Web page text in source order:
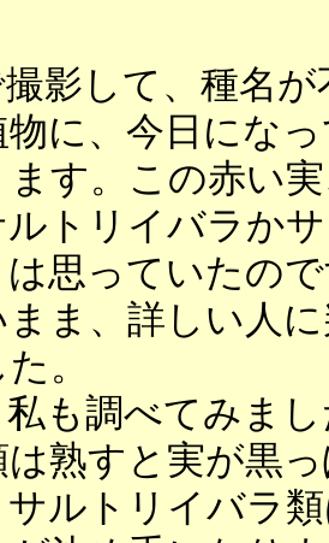
影して、種名が
物に、今日にな
ます。この赤い
トリイバラか
思っていたの
ま、詳しい人
。
も調べてみまし
は熟すと実が黒
ルトリイバラ